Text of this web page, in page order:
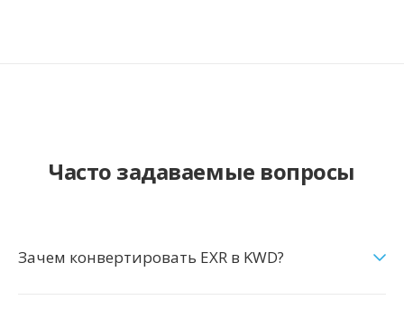
Часто задаваемые вопросы
Зачем конвертировать EXR в KWD?